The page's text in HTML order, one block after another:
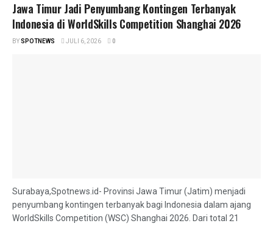
Jawa Timur Jadi Penyumbang Kontingen Terbanyak
Indonesia di WorldSkills Competition Shanghai 2026
BYSPOTNEWS JULI 6, 2026 0
Surabaya,Spotnews.id- Provinsi Jawa Timur (Jatim) menjadi
penyumbang kontingen terbanyak bagi Indonesia dalam ajang
WorldSkills Competition (WSC) Shanghai 2026. Dari total 21